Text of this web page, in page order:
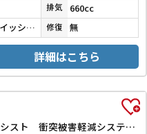
排気 660cc
ブルーイッシュブラックパール３ 修復 無
詳細はこちら
FX クリアランスソナー レーンアシスト 衝突被害軽減システム オートライト スマートキー 電動格納ミラー シートヒーター ベンチシート CVT 盗難防止システム ABS ESC 衝突安全ボディ エアコン